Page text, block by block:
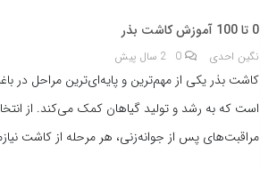
0 تا 100 آموزش کاشت بذر
نگین احدی 0 2 سال پیش
کاشت بذر یکی از مهم‌ترین و پایه‌ای‌ترین مراحل در
است که به رشد و تولید گیاهان کمک می‌کند. از
مراقبت‌های پس از جوانه‌زنی، هر مرحله از کاشت